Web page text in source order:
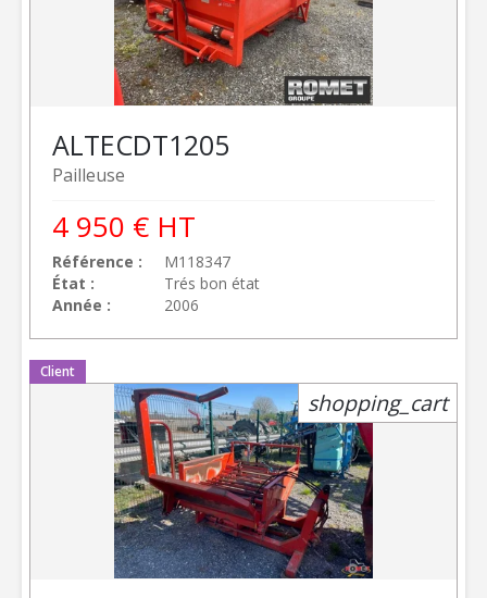
Pailleuse
ALTECDT1205
Référence
M118347
État
Trés bon état
Année
2006
4 950 € HT
Client
shopping_cart